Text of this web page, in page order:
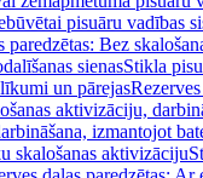
pisuāru vadības
paredzētas: Bez
sienasStikla
un pārejas
aktivizāciju,
izmantojot
skalošanas aktivizāciju